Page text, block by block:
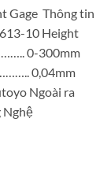
Gage Thông tin
10 Height
0-300mm
0,04mm
Ngoài ra
Nghệ